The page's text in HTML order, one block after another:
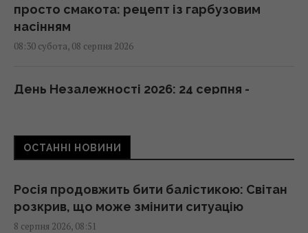
просто смакота: рецепт із гарбузовим
насінням
08:30 субота, 08 серпня 2026
День Незалежності 2026: 24 серпня -
Дівам - суперечки, Ракам - емоції
08:20 субота, 08 серпня 2026
ОСТАННІ НОВИНИ
Росія продовжить бити балістикою: Світан
розкрив, що може змінити ситуацію
8 серпня 2026, 08:51